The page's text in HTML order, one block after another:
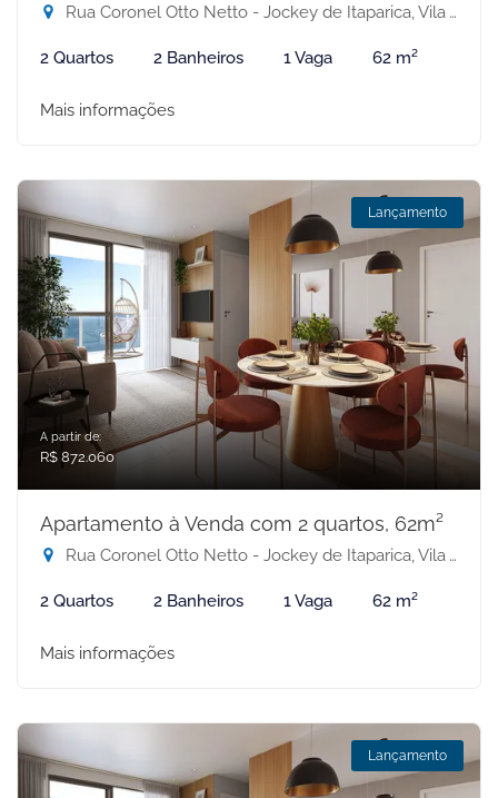
Rua Coronel Otto Netto - Jockey de Itaparica, Vila Velha-ES
2 Quartos 2 Banheiros 1 Vaga 62 m²
Mais informações
Lançamento
A partir de:
R$ 872.060
Apartamento à Venda com 2 quartos, 62m²
Rua Coronel Otto Netto - Jockey de Itaparica, Vila Velha-ES
2 Quartos 2 Banheiros 1 Vaga 62 m²
Mais informações
Lançamento